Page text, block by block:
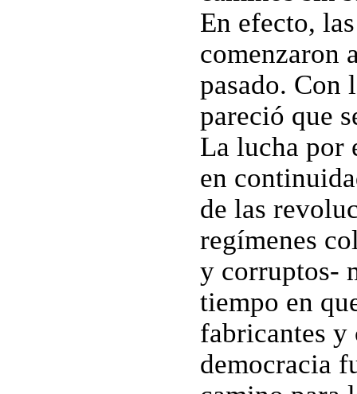
En efecto,
comenzaron
pasado. Con
pareció que
La lucha por
en
de las
regímenes
y corruptos-
tiempo en
fabricantes y
democracia